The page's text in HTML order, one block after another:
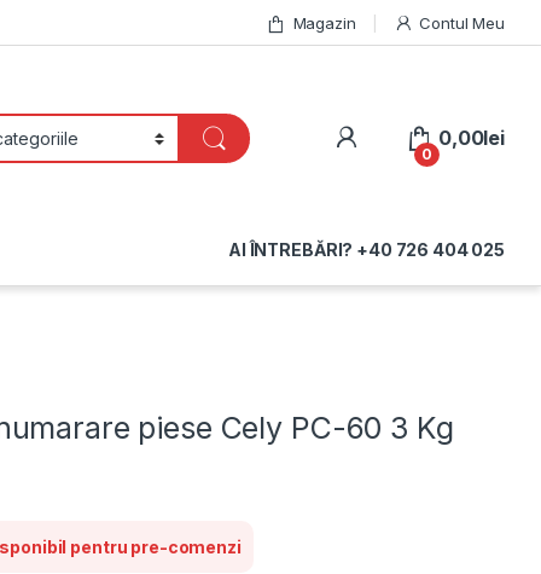
Magazin Contul Meu
My Account
0
0,00lei
AI ÎNTREBĂRI? +40 726 404 025
piese Cely PC-60 3 Kg
pentru pre-comenzi